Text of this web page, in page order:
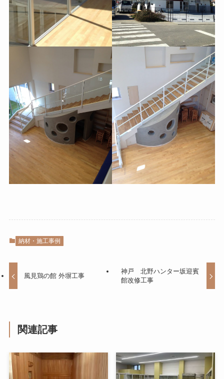
納材・施工事例
風見鶏の館 外塀工事
神戸 北野ハンター坂迎賓
館改修工事
関連記事